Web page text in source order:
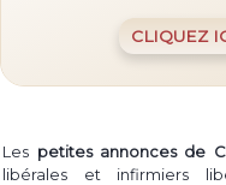
CLIQUEZ
Les petites annonces de
libérales et infirmiers